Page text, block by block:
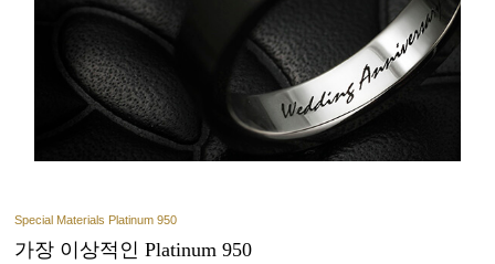
Special Materials Platinum 950
가장 이상적인 Platinum 950